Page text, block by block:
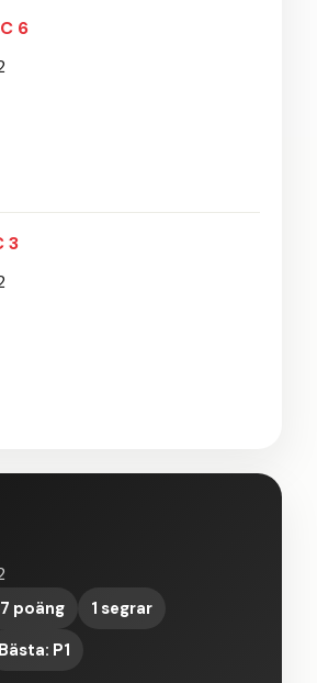
6
3
poäng
1 segrar
Bästa: P1